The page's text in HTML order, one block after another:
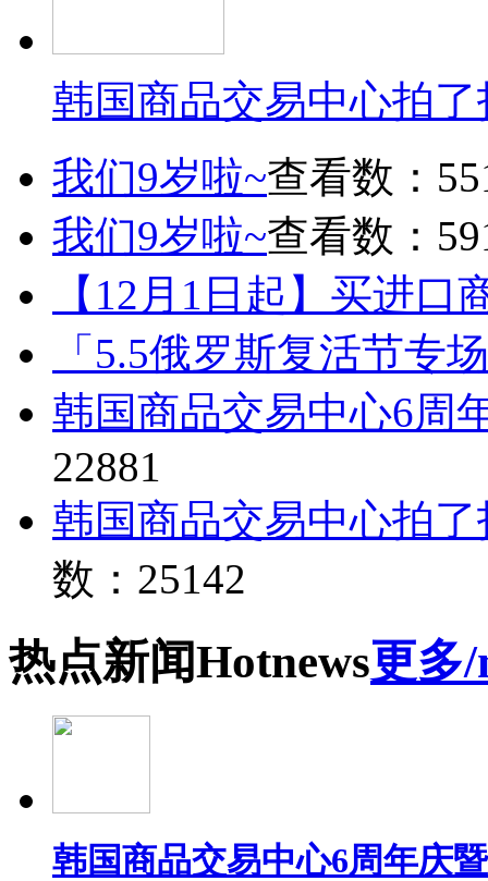
韩国商品交易中心拍
我们9岁啦~查看数：
我们9岁啦~查看数：
【12月1日起】买进口
「5.5俄罗斯复活节专
韩国商品交易中心6周
22881
韩国商品交易中心拍
数：25142
热点新闻Hotnews更多
韩国商品交易中心6周年庆